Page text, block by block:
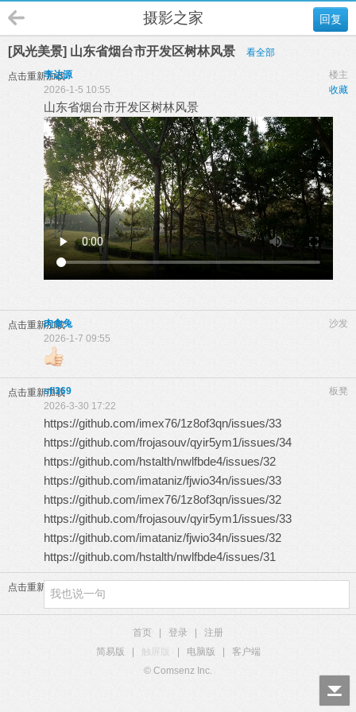
回复
摄影之家
[风光美景] 山东省烟台市开发区树林风景 看全部
点击重新加载 楼主
李达源
收藏
2026-1-5 10:55
山东省烟台市开发区树林风景
点击重新加载 沙发
肉食兔
2026-1-7 09:55
点击重新加载 板凳
sfl369
2026-3-30 17:22
https://github.com/imex76/1z8of3qn/issues/33
https://github.com/frojasouv/qyir5ym1/issues/34
https://github.com/hstalth/nwlfbde4/issues/32
https://github.com/imataniz/fjwio34n/issues/33
https://github.com/imex76/1z8of3qn/issues/32
https://github.com/frojasouv/qyir5ym1/issues/33
https://github.com/imataniz/fjwio34n/issues/32
https://github.com/hstalth/nwlfbde4/issues/31
点击重新加载
首页 | 登录 |
注册
简易版
| 触屏版 | 电脑版 |
客户端
© Comsenz Inc.